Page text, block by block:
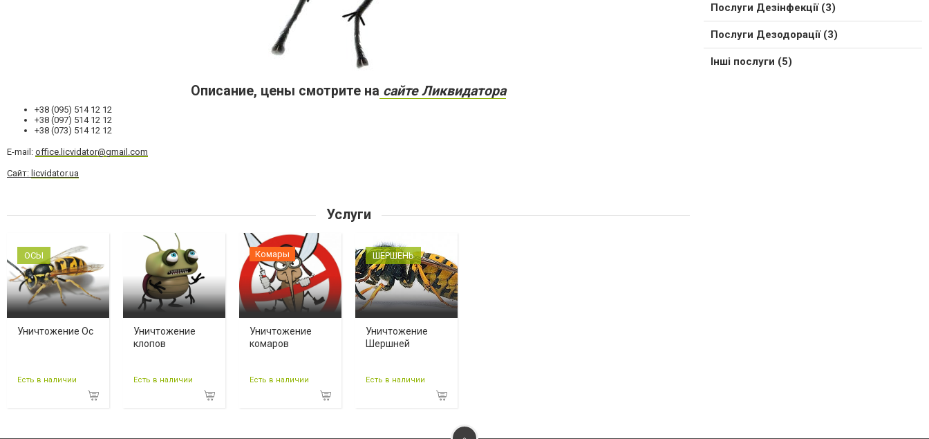
Описание, цены смотрите на сайте Ликвидатора
+38 (095) 514 12 12
+38 (097) 514 12 12
+38 (073) 514 12 12
Е-mail: office.licvidator@gmail.com
Сайт: licvidator.ua
Послуги Дезінфекції (3)
Послуги Дезодорації (3)
Інші послуги (5)
Услуги
ОСЫ
Уничтожение Ос
Есть в наличии
Уничтожение
клопов
Есть в наличии
Комары
Уничтожение
комаров
Есть в наличии
ШЕРШЕНЬ
Уничтожение
Шершней
Есть в наличии